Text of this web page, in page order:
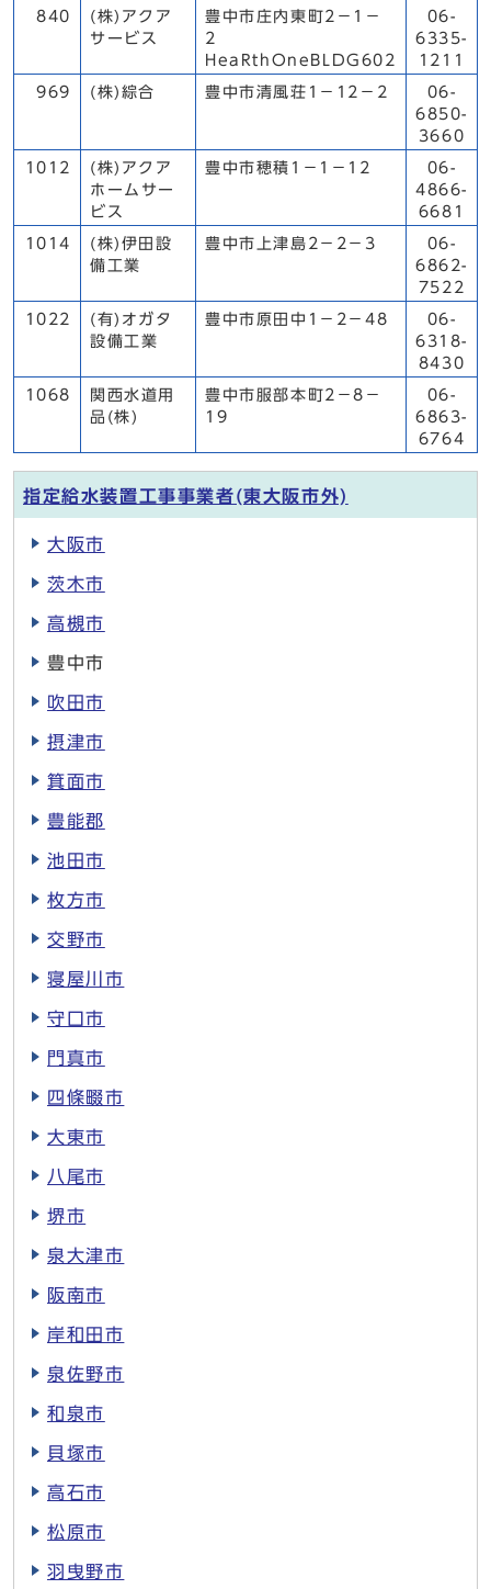
840
(株)アクア
サービス
豊中市庄内東町2－1－
2
HeaRthOneBLDG602
06-
6335-
1211
969 (株)綜合 豊中市清風荘1－12－2
06-
6850-
3660
1012
(株)アクア
ホームサー
ビス
豊中市穂積1－1－12
06-
4866-
6681
1014
(株)伊田設
備工業
豊中市上津島2－2－3
06-
6862-
7522
1022
(有)オガタ
設備工業
豊中市原田中1－2－48
06-
6318-
8430
1068
関西水道用
品(株)
豊中市服部本町2－8－
19
06-
6863-
6764
指定給水装置工事事業者(東大阪市外)
大阪市
茨木市
高槻市
豊中市
吹田市
摂津市
箕面市
豊能郡
池田市
枚方市
交野市
寝屋川市
守口市
門真市
四條畷市
大東市
八尾市
堺市
泉大津市
阪南市
岸和田市
泉佐野市
和泉市
貝塚市
高石市
松原市
羽曳野市